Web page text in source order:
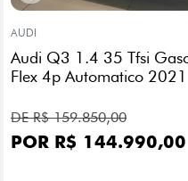
Co
arti
lhe
AUDI
Audi Q3 1.4 35 Tfsi
Flex 4p Automatico 2021
DE R$ 159.850,00
POR R$ 144.990,00